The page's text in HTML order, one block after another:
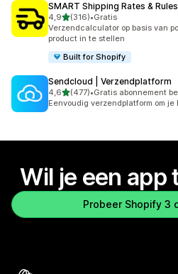
SMART Shipping Rates & Rules
4,9van 5 sterren
(316)
316 recensies in totaal
•Gratis
Verzendcalculator op basis van
product in te stellen
Built for Shopify
Sendcloud | Verzendplatform
4,6van 5 sterren
(477)
477 recensies in totaal
•Gratis abonnement
Eenvoudig verzendplatform om
Wil je een app
Probeer Shopify 3